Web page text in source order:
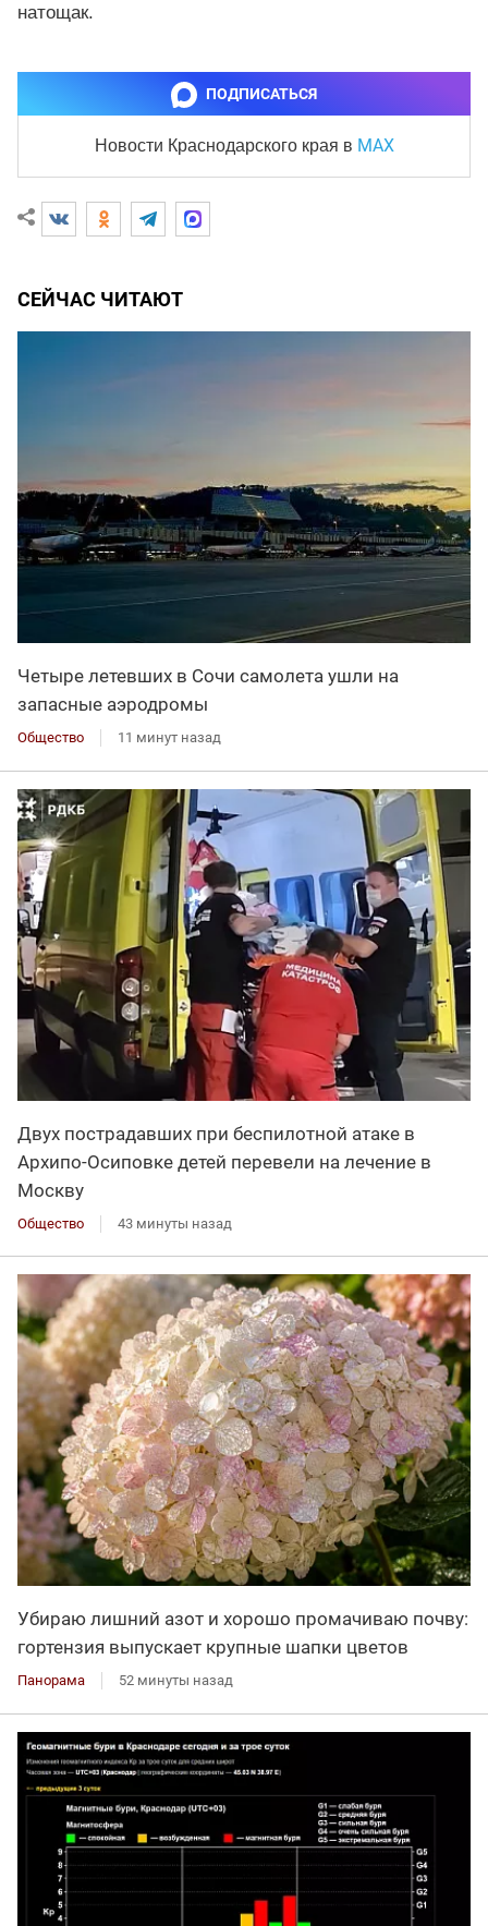
натощак.
ПОДПИСАТЬСЯ
Новости Краснодарского края в MAX
СЕЙЧАС ЧИТАЮТ
Четыре летевших в Сочи самолета ушли на
запасные аэродромы
Общество 11 минут назад
Двух пострадавших при беспилотной атаке в
Архипо-Осиповке детей перевели на лечение в
Москву
Общество 43 минуты назад
Убираю лишний азот и хорошо промачиваю почву:
гортензия выпускает крупные шапки цветов
Панорама 52 минуты назад